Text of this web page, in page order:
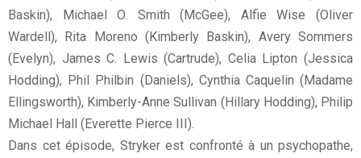
Baskin), Michael O. Smith (McGee), Alfie Wise (Oliver
Wardell), Rita Moreno (Kimberly Baskin), Avery Sommers
(Evelyn), James C. Lewis (Cartrude), Celia Lipton (Jessica
Hodding), Phil Philbin (Daniels), Cynthia Caquelin (Madame
Ellingsworth), Kimberly-Anne Sullivan (Hillary Hodding), Philip
Michael Hall (Everette Pierce III).
Dans cet épisode, Stryker est confronté à un psychopathe,